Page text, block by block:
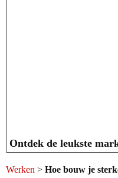
Ontdek de leukste
Werken > Hoe bouw je